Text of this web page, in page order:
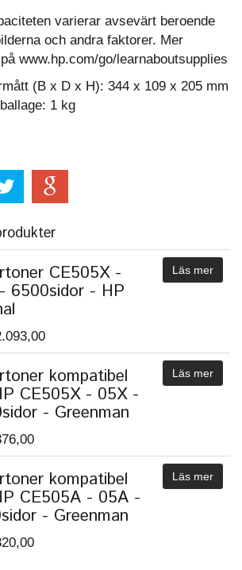
varierar avsevärt beroende
och andra faktorer. Mer
www.hp.com/go/learnaboutsupplies
(B x D x H): 344 x 109 x 205 mm
1 kg
CE505X -
6500sidor - HP
Läs mer
kompatibel
CE505X - 05X -
- Greenman
Läs mer
kompatibel
CE505A - 05A -
- Greenman
Läs mer